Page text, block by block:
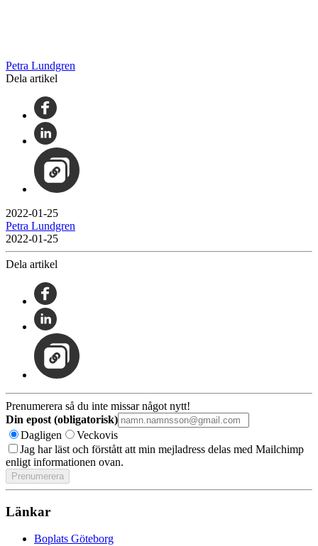
Petra Lundgren
Dela artikel
2022-01-25
Petra Lundgren
2022-01-25
Dela artikel
Prenumerera så du inte missar något nytt!
Din epost (obligatorisk)
Dagligen
Veckovis
Jag har läst och förstått att min mejladress delas med Mailchimp
enligt informationen ovan.
Länkar
Boplats Göteborg